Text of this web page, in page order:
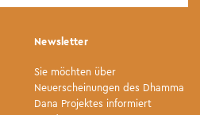
Newsletter
Sie möchten über
Neuerscheinungen des Dhamma
Dana Projektes informiert